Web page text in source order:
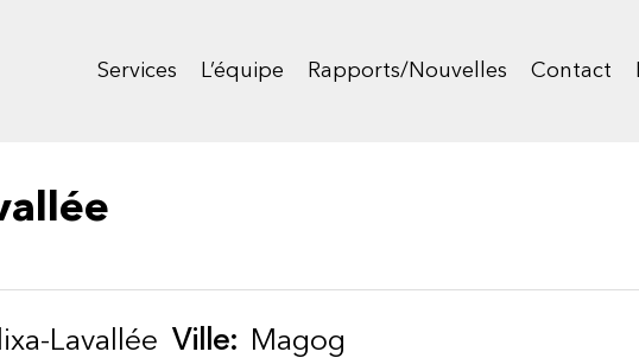
Services L’équipe Rapports/Nouvelles Contact
Lavallée Ville: Magog